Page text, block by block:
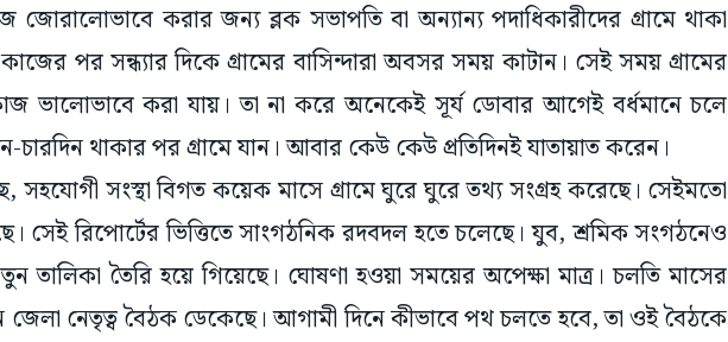
করার জন্য ব্লক সভাপতি বা অন্যান্য পদাধিকারীদের গ্রামে থাকা
পর সন্ধ্যার দিকে গ্রামের বাসিন্দারা অবসর সময় কাটান। সেই সময় গ্রামের
ভালোভাবে করা যায়। তা না করে অনেকেই সূর্য ডোবার আগেই বর্ধমানে চলে
থাকার পর গ্রামে যান। আবার কেউ কেউ প্রতিদিনই যাতায়াত করেন।
সহযোগী সংস্থা বিগত কয়েক মাসে গ্রামে ঘুরে ঘুরে তথ্য সংগ্রহ করেছে। সেইমতো
সেই রিপোর্টের ভিত্তিতে সাংগঠনিক রদবদল হতে চলেছে। যুব, শ্রমিক সংগঠনেও
তালিকা তৈরি হয়ে গিয়েছে। ঘোষণা হওয়া সময়ের অপেক্ষা মাত্র। চলতি মাসের
জেলা নেতৃত্ব বৈঠক ডেকেছে। আগামী দিনে কীভাবে পথ চলতে হবে, তা ওই বৈঠকে